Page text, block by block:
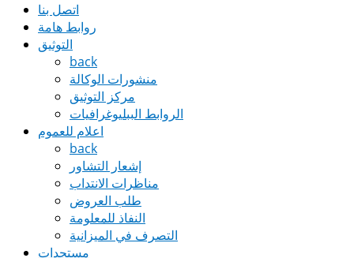
اتصل بنا
روابط هامة
التوثيق
back
منشورات الوكالة
مركز التوثيق
الروابط الببليوغرافيات
اعلام للعموم
back
إشعار التشاور
مناظرات الانتداب
طلب العروض
النفاذ للمعلومة
التصرف في الميزانية
مستجدات